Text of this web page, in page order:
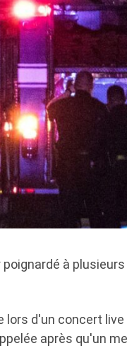
à
lors d'un concert
après qu'un